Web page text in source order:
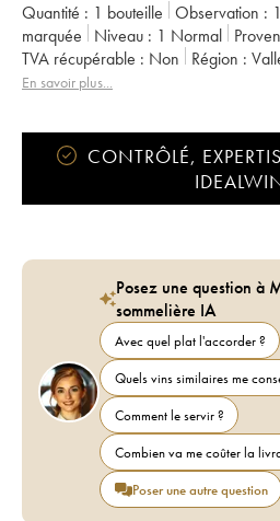
Quantité : 1 bouteille Observation :
marquée
Niveau : 1 Normal
TVA récupérable :
non Région :
Appellation :
En savoir plus...
CONTRÔLÉ,
Posez une question à
sommelière IA
Avec quel plat l'accorder ?
Quels vins similaires me
Comment le servir ?
Combien va me coûter la
Poser une autre question